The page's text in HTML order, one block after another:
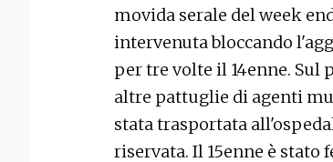
movida serale del week
intervenuta bloccando
per tre volte il 14enne.
altre pattuglie di agenti
stata trasportata
riservata. Il 15enne è